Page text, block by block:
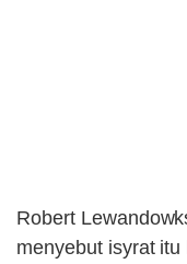
Robert
menyebut isyrat